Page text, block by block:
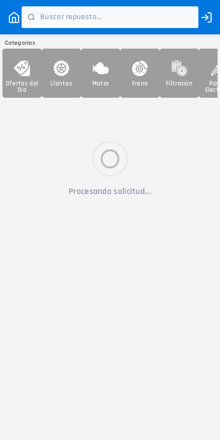
Categorías
Ofertas del
Día
Llantas Motor Freno Filtración
Procesando solicitud...